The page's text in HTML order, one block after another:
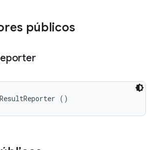
públicos
()